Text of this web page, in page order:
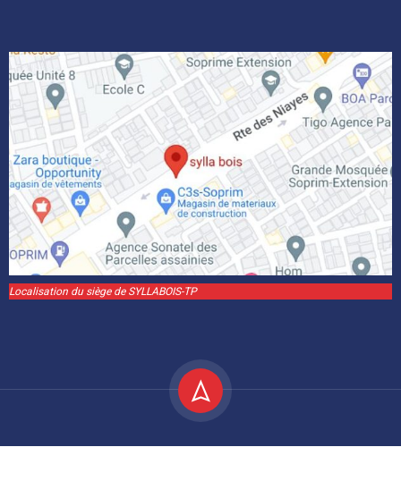
Localisation du siège de SYLLABOIS-TP